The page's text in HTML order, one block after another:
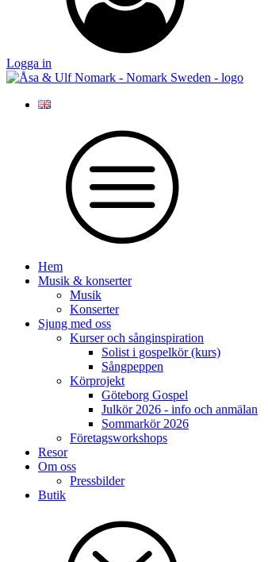
Logga in
Hem
Musik & konserter
Musik
Konserter
Sjung med oss
Kurser och sånginspiration
Solist i gospelkör (kurs)
Sångpeppen
Körprojekt
Göteborg Gospel
Julkör 2026 - info och anmälan
Sommarkör 2026
Företagsworkshops
Resor
Om oss
Pressbilder
Butik